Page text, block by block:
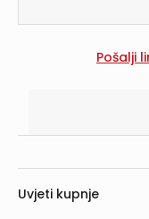
Uvjeti kupnje